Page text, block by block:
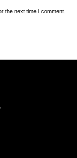
the next time I comment.